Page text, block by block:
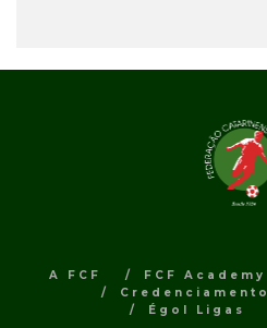
A FCF FCF Academy
Credenciamento
Égol Ligas